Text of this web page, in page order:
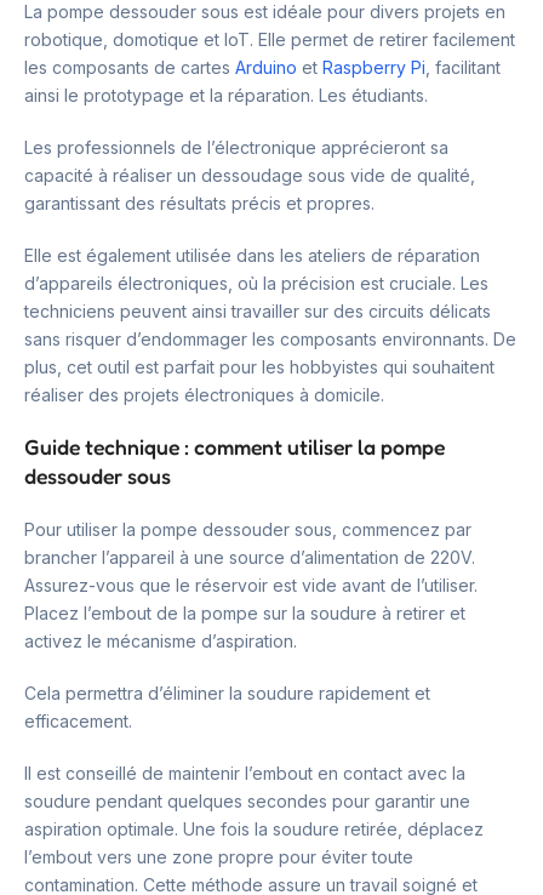
La pompe dessouder sous est idéale pour divers projets en
robotique, domotique et IoT. Elle permet de retirer facilement
les composants de cartes Arduino et Raspberry Pi , facilitant
ainsi le prototypage et la réparation. Les étudiants.
Les professionnels de l’électronique apprécieront sa
capacité à réaliser un dessoudage sous vide de qualité,
garantissant des résultats précis et propres.
Elle est également utilisée dans les ateliers de réparation
d’appareils électroniques, où la précision est cruciale. Les
techniciens peuvent ainsi travailler sur des circuits délicats
sans risquer d’endommager les composants environnants. De
plus, cet outil est parfait pour les hobbyistes qui souhaitent
réaliser des projets électroniques à domicile.
Guide technique : comment utiliser la pompe
dessouder sous
Pour utiliser la pompe dessouder sous, commencez par
brancher l’appareil à une source d’alimentation de 220V.
Assurez-vous que le réservoir est vide avant de l’utiliser.
Placez l’embout de la pompe sur la soudure à retirer et
activez le mécanisme d’aspiration.
Cela permettra d’éliminer la soudure rapidement et
efficacement.
Il est conseillé de maintenir l’embout en contact avec la
soudure pendant quelques secondes pour garantir une
aspiration optimale. Une fois la soudure retirée, déplacez
l’embout vers une zone propre pour éviter toute
contamination. Cette méthode assure un travail soigné et